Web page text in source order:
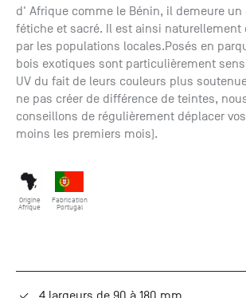
d' Afrique comme le Bénin, il demeure un
fétiche et sacré. Il est ainsi naturellement
par les populations locales.Posés en
bois exotiques sont particulièrement
UV du fait de leurs couleurs plus
ne pas créer de différence de teintes,
conseillons de régulièrement déplacer
moins les premiers mois).
Origine
Afrique
Fabrication
Portugal